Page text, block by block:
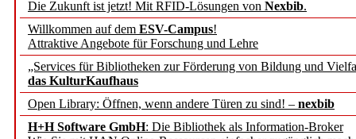
Die Zukunft ist jetzt! Mit RFID-Lösungen von Nexbib.
Willkommen auf dem ESV-Campus!
Attraktive Angebote für Forschung und Lehre
„Services für Bibliotheken zur Förderung von Bildung und
das KulturKaufhaus
Open Library: Öffnen, wenn andere Türen zu sind! – nexbib
H+H Software GmbH: Die Bibliothek als Information-Broker
besser zu verstehen
„Leitbegriffe der
des BIÖG erscheinen